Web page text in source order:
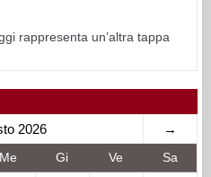
rappresenta un’altra tappa
2026 →
Me Gi Ve Sa